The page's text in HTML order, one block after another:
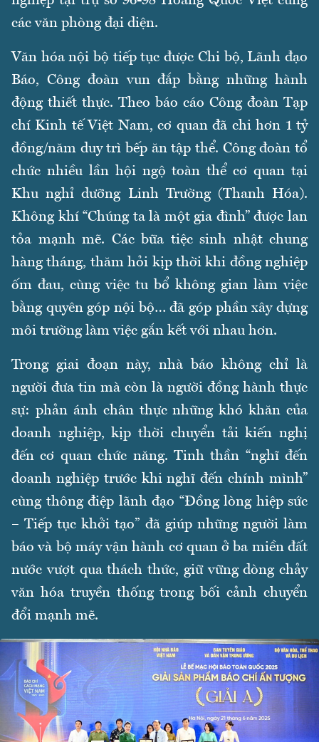
các văn phòng đại diện.
Văn hóa nội bộ tiếp tục được Chi bộ, Lãnh đạo
Báo, Công đoàn vun đắp bằng những hành
động thiết thực. Theo báo cáo Công đoàn Tạp
chí Kinh tế Việt Nam, cơ quan đã chi hơn 1 tỷ
đồng/năm duy trì bếp ăn tập thể. Công đoàn tổ
chức nhiều lần hội ngộ toàn thể cơ quan tại
Khu nghỉ dưỡng Linh Trường (Thanh Hóa).
Không khí “Chúng ta là một gia đình” được lan
tỏa mạnh mẽ. Các bữa tiệc sinh nhật chung
hàng tháng, thăm hỏi kịp thời khi đồng nghiệp
ốm đau, cùng việc tu bổ không gian làm việc
bằng quyên góp nội bộ… đã góp phần xây dựng
môi trường làm việc gắn kết với nhau hơn.
Trong giai đoạn này, nhà báo không chỉ là
người đưa tin mà còn là người đồng hành thực
sự: phản ánh chân thực những khó khăn của
doanh nghiệp, kịp thời chuyển tải kiến nghị
đến cơ quan chức năng. Tinh thần “nghĩ đến
doanh nghiệp trước khi nghĩ đến chính mình”
cùng thông điệp lãnh đạo “Đồng lòng hiệp sức
– Tiếp tục khởi tạo” đã giúp những người làm
báo và bộ máy vận hành cơ quan ở ba miền đất
nước vượt qua thách thức, giữ vững dòng chảy
văn hóa truyền thống trong bối cảnh chuyển
đổi mạnh mẽ.